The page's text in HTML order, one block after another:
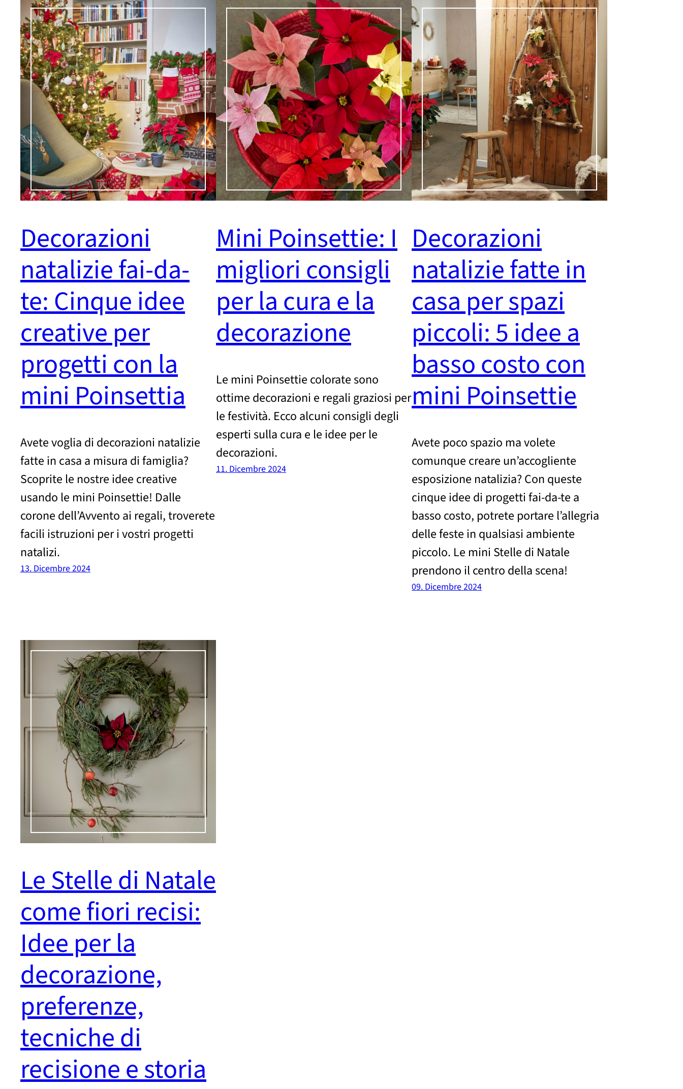
Decorazioni
natalizie fai-da-
te: Cinque idee
creative per
progetti con la
mini Poinsettia
Avete voglia di decorazioni natalizie
fatte in casa a misura di famiglia?
Scoprite le nostre idee creative
usando le mini Poinsettie! Dalle
corone dell’Avvento ai regali, troverete
facili istruzioni per i vostri progetti
natalizi.
13. Dicembre 2024
Mini Poinsettie: I
migliori consigli
per la cura e la
decorazione
Le mini Poinsettie colorate sono
ottime decorazioni e regali graziosi per
le festività. Ecco alcuni consigli degli
esperti sulla cura e le idee per le
decorazioni.
11. Dicembre 2024
Decorazioni
natalizie fatte in
casa per spazi
piccoli: 5 idee a
basso costo con
mini Poinsettie
Avete poco spazio ma volete
comunque creare un’accogliente
esposizione natalizia? Con queste
cinque idee di progetti fai-da-te a
basso costo, potrete portare l’allegria
delle feste in qualsiasi ambiente
piccolo. Le mini Stelle di Natale
prendono il centro della scena!
09. Dicembre 2024
Le Stelle di Natale
come fiori recisi:
Idee per la
decorazione,
preferenze,
tecniche di
recisione e storia